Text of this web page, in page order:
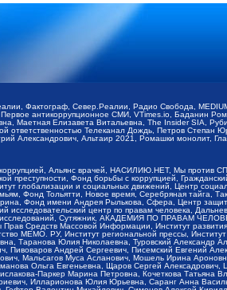
Фактограф, Север.Реалии, Радио Свобода,
антикоррупционное СМИ, VTimes.io, Баданин
Маетная Елизавета Витальевна, The Insider SIA,
Телеканал Дождь, Петров Степан
Александрович, Альтаир 2021, Ромашки монолит,
Альянс врачей, НАСИЛИЮ.НЕТ, Мы против
преступности, Фонд борьбы с коррупцией,
глобализации и социальных движений, Центр
Фонд Тольятти, Новое время, Серебряная тайга,
Фонд имени Андрея Рылькова, Сфера, Центр
центр по правам человека,
исследований, Сутяжник, АКАДЕМИЯ ПО ПРАВАМ
Средств Массовой Информации, Институт
МЕМО. РУ, Институт региональной прессы,
Таранова Юлия Николаевна, Туровский Александр
Андрей Сергеевич, Писемский Евгений
Мальсагов Муса Асланович, Мошель Ирина
Ольга Евгеньевна, Щаров Сергей
Паркер Марина Петровна, Кочеткова Татьяна
Илларионова Юлия Юрьевна, Саранг Анна